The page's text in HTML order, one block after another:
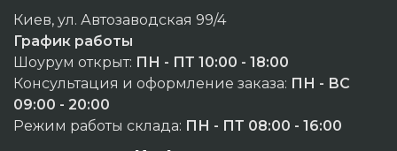
Киев, ул. Автозаводская 99/4
График работы
Шоурум открыт: ПН - ПТ 10:00 - 18:00
Консультация и оформление заказа: ПН - ВС
09:00 - 20:00
Режим работы склада: ПН - ПТ 08:00 - 16:00